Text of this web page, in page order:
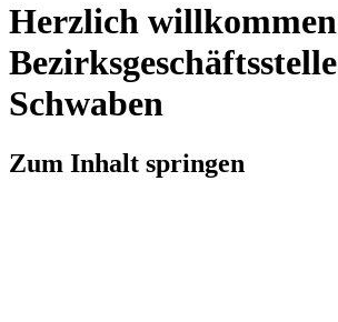
Herzlich willkommen
Bezirksgeschäftsstelle
Schwaben
Zum Inhalt springen